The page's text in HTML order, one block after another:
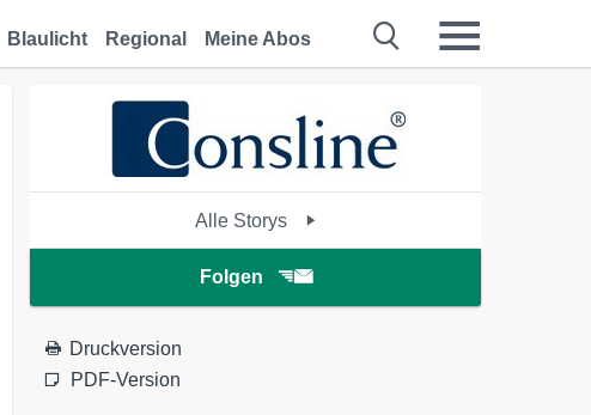
Blaulicht Regional Meine Abos
Alle Storys
Folgen
Druckversion
PDF-Version